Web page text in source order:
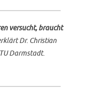
versucht, braucht
Dr. Christian
Darmstadt.